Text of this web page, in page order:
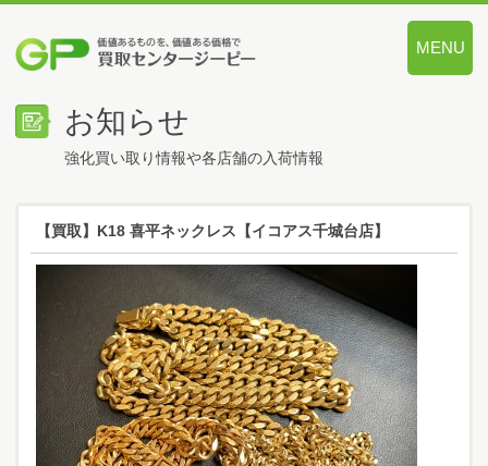
MENU
お知らせ
強化買い取り情報や各店舗の入荷情報
【買取】K18 喜平ネックレス【イコアス千城台店】